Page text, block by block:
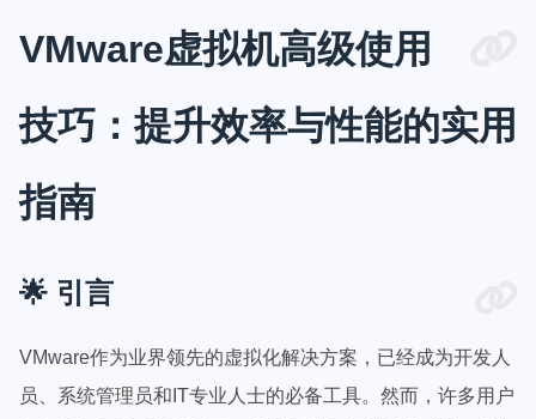
VMware虚拟机高级使用
技巧：提升效率与性能的实用
指南
🌟 引言
VMware作为业界领先的虚拟化解决方案，已经成为开发人
员、系统管理员和IT专业人士的必备工具。然而，许多用户